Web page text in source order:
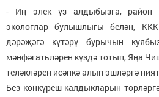
- Иң элек үз алдыбызга, район
экологлар булышлыгы белән,
дәрәҗәгә күтәрү бурычын
мәнфәгатьләрен күздә тотып, Яңа
теләкләрен исәпкә алып эшләргә
Без көнкүреш калдыкларын